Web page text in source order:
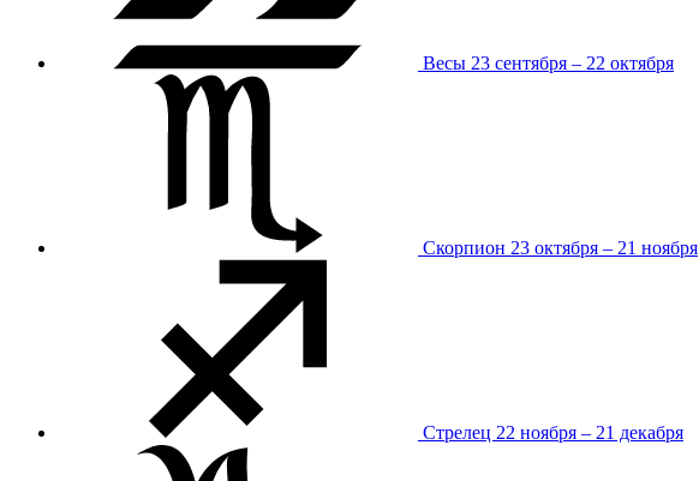
Весы 23 сентября – 22 октября
Скорпион 23 октября – 21 ноября
Стрелец 22 ноября – 21 декабря